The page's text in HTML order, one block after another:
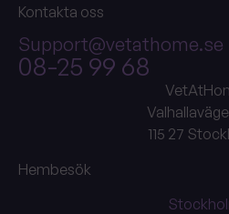
Kontakta oss
Support@vetathome.se
08-25 99 68
115 27
Hembesök